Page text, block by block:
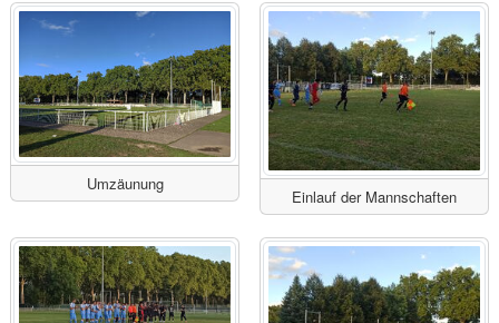
Umzäunung
Einlauf der Mannschaften